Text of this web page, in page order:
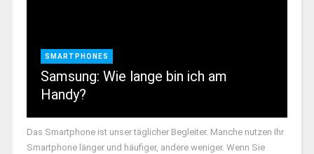
SMARTPHONES
Samsung: Wie lange bin ich am
Handy?
Das Smartphone ist unser täglicher Begleiter. Manche nutzen Ihr
Smartphone länger und häufiger, andere weniger. Wenn Sie